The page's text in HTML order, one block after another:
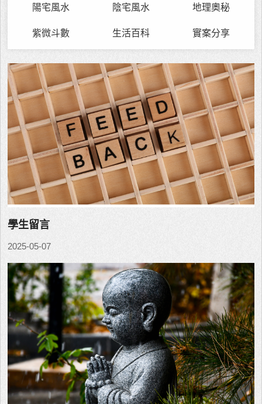
陽宅風水 陰宅風水 地理奧秘
紫微斗數 生活百科 實案分享
學生留言
2025-05-07